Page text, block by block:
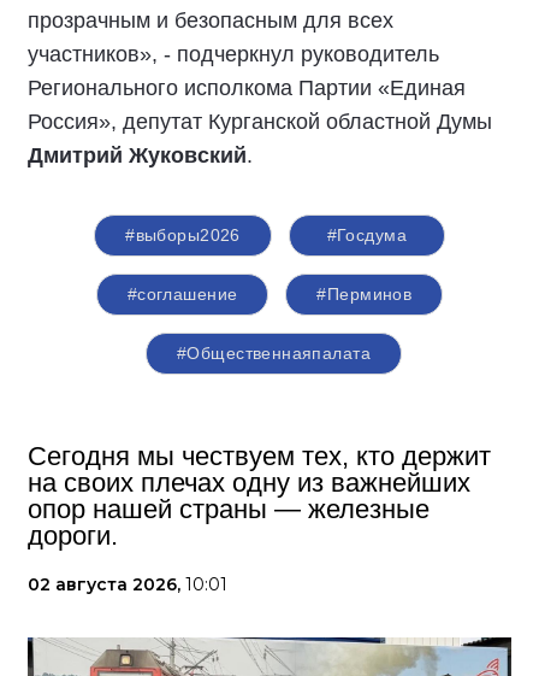
прозрачным и безопасным для всех
участников», - подчеркнул руководитель
Регионального исполкома Партии «Единая
Россия», депутат Курганской областной Думы
Дмитрий Жуковский.
#выборы2026 #Госдума
#соглашение #Перминов
#Общественнаяпалата
Сегодня мы чествуем тех, кто держит
на своих плечах одну из важнейших
опор нашей страны — железные
дороги.
02 августа 2026, 10:01